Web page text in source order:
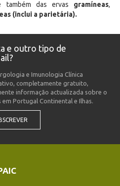
também das ervas gramíneas,
(inclui a parietária).
e outro tipo de
e Imunologia Clínica
completamente gratuito,
informação actualizada sobre o
Portugal Continental e Ilhas.